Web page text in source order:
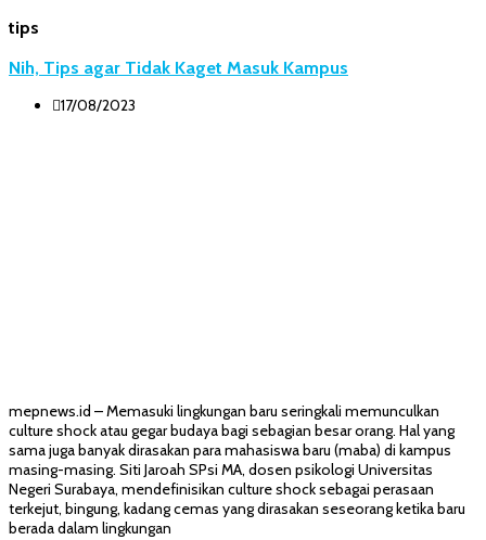
tips
Nih, Tips agar Tidak Kaget Masuk Kampus
17/08/2023
mepnews.id – Memasuki lingkungan baru seringkali memunculkan
culture shock atau gegar budaya bagi sebagian besar orang. Hal yang
sama juga banyak dirasakan para mahasiswa baru (maba) di kampus
masing-masing. Siti Jaroah SPsi MA, dosen psikologi Universitas
Negeri Surabaya, mendefinisikan culture shock sebagai perasaan
terkejut, bingung, kadang cemas yang dirasakan seseorang ketika baru
berada dalam lingkungan